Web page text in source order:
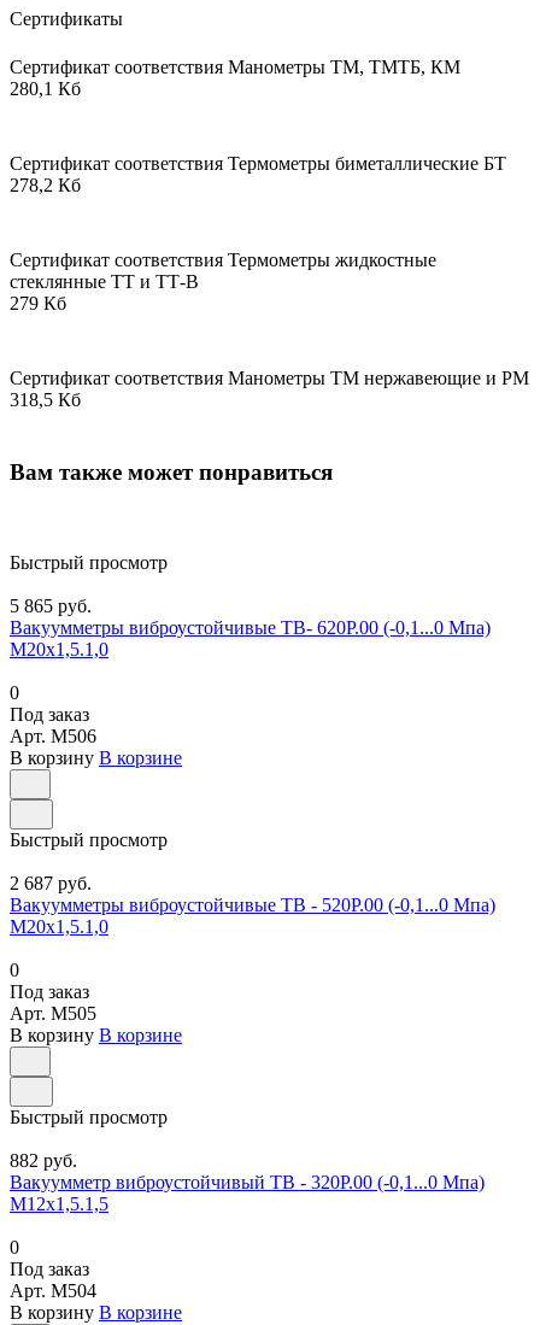
Сертификаты
Сертификат соответствия Манометры ТМ, ТМТБ, КМ
280,1 Кб
Сертификат соответствия Термометры биметаллические БТ
278,2 Кб
Сертификат соответствия Термометры жидкостные
стеклянные ТТ и ТТ-В
279 Кб
Сертификат соответствия Манометры ТМ нержавеющие и РМ
318,5 Кб
Вам также может понравиться
Быстрый просмотр
5 865 руб.
Вакуумметры виброустойчивые ТВ- 620Р.00 (-0,1...0 Мпа)
М20х1,5.1,0
0
Под заказ
Арт. M506
В корзину В корзине
Быстрый просмотр
2 687 руб.
Вакуумметры виброустойчивые ТВ - 520Р.00 (-0,1...0 Мпа)
М20х1,5.1,0
0
Под заказ
Арт. M505
В корзину В корзине
Быстрый просмотр
882 руб.
Вакуумметр виброустойчивый ТВ - 320Р.00 (-0,1...0 Мпа)
М12х1,5.1,5
0
Под заказ
Арт. M504
В корзину В корзине